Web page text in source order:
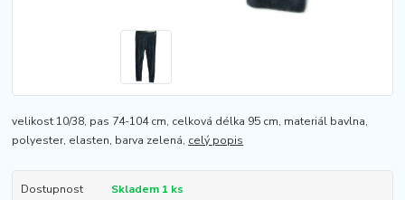
velikost 10/38, pas 74-104 cm, celková délka 95 cm, materiál bavlna,
polyester, elasten, barva zelená, celý popis
Dostupnost Skladem 1 ks